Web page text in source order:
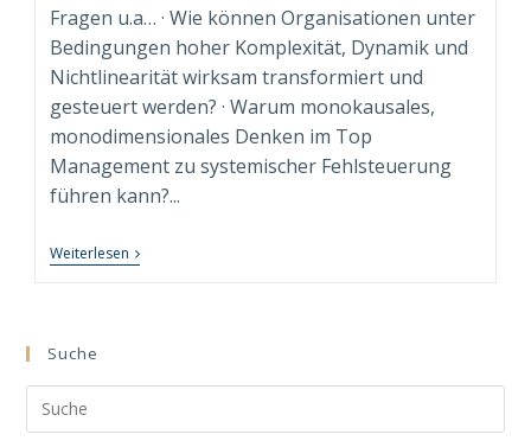
Fragen u.a… · Wie können Organisationen unter
Bedingungen hoher Komplexität, Dynamik und
Nichtlinearität wirksam transformiert und
gesteuert werden? · Warum monokausales,
monodimensionales Denken im Top
Management zu systemischer Fehlsteuerung
führen kann?...
Weiterlesen “Syndimensionale
Neuausrichtung
Gabler
Suche
Search
this